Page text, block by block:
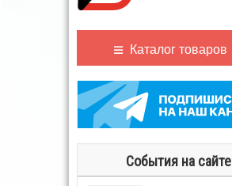
Каталог товаров
События на сайте